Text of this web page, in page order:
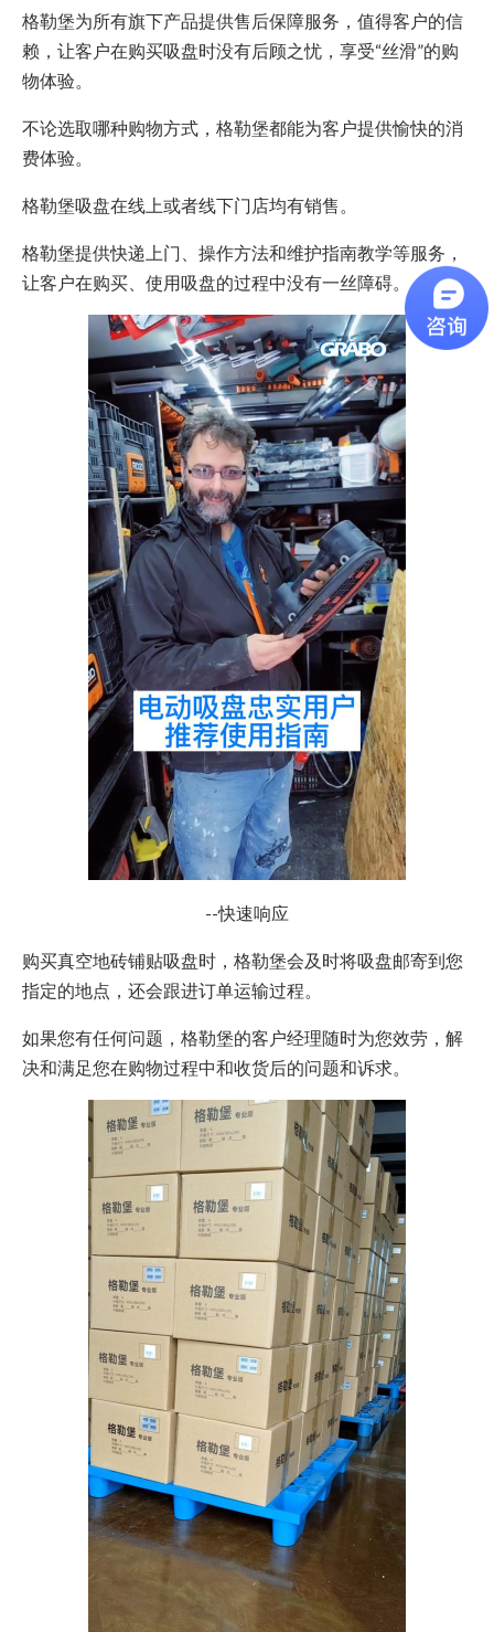
格勒堡为所有旗下产品提供售后保障服务，值得客户的信
赖，让客户在购买吸盘时没有后顾之忧，享受“丝滑”的购
物体验。
不论选取哪种购物方式，格勒堡都能为客户提供愉快的消
费体验。
格勒堡吸盘在线上或者线下门店均有销售。
格勒堡提供快递上门、操作方法和维护指南教学等服务，
让客户在购买、使用吸盘的过程中没有一丝障碍。
--快速响应
购买真空地砖铺贴吸盘时，格勒堡会及时将吸盘邮寄到您
指定的地点，还会跟进订单运输过程。
如果您有任何问题，格勒堡的客户经理随时为您效劳，解
决和满足您在购物过程中和收货后的问题和诉求。